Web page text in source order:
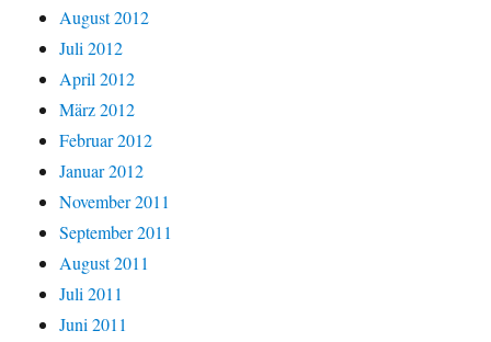
August 2012
Juli 2012
April 2012
März 2012
Februar 2012
Januar 2012
November 2011
September 2011
August 2011
Juli 2011
Juni 2011